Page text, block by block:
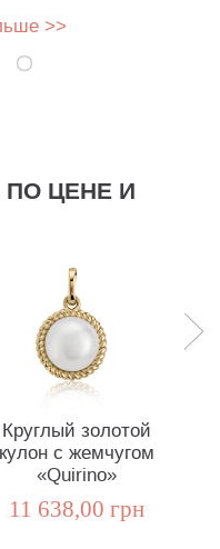
>>
ЦЕНЕ И
Круглый золотой
кулон с жемчугом
«Quirino»
11 638,00 грн